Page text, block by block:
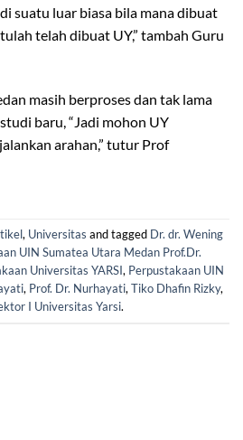
suatu luar biasa bila mana dibuat
telah dibuat UY,” tambah Guru
masih berproses dan tak lama
baru, “Jadi mohon UY
arahan,” tutur Prof
, Universitas and tagged Dr. dr. Wening
UIN Sumatea Utara Medan Prof.Dr.
Universitas YARSI, Perpustakaan UIN
, Prof. Dr. Nurhayati, Tiko Dhafin Rizky,
I Universitas Yarsi.